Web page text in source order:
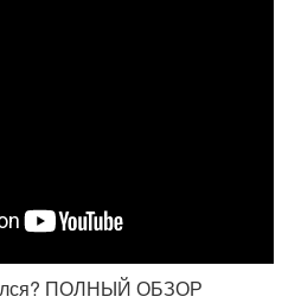
ПОЛНЫЙ ОБЗОР